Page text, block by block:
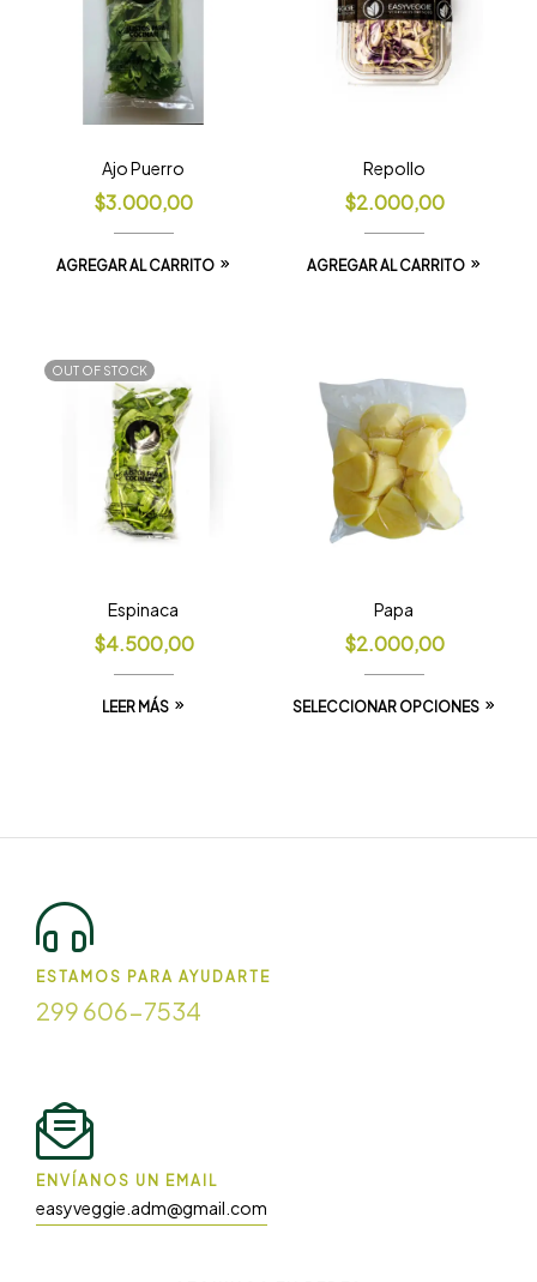
Ajo Puerro
$3.000,00
AGREGAR AL CARRITO
Repollo
$2.000,00
AGREGAR AL CARRITO
OUT OF STOCK
Espinaca
$4.500,00
LEER MÁS
Papa
$2.000,00
SELECCIONAR OPCIONES
ESTAMOS PARA AYUDARTE
299 606-7534
ENVÍANOS UN EMAIL
easyveggie.adm@gmail.com